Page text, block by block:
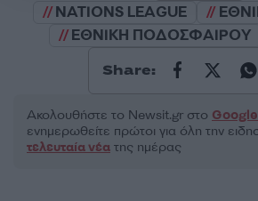
NATIONS LEAGUE
ΕΘΝΙΚΗ ΠΟΔΟΣΦΑΙΡΟΥ
Share:
Ακολουθήστε το Νewsit.gr στο
ενημερωθείτε πρώτοι για όλη την
τελευταία νέα της ημέρας